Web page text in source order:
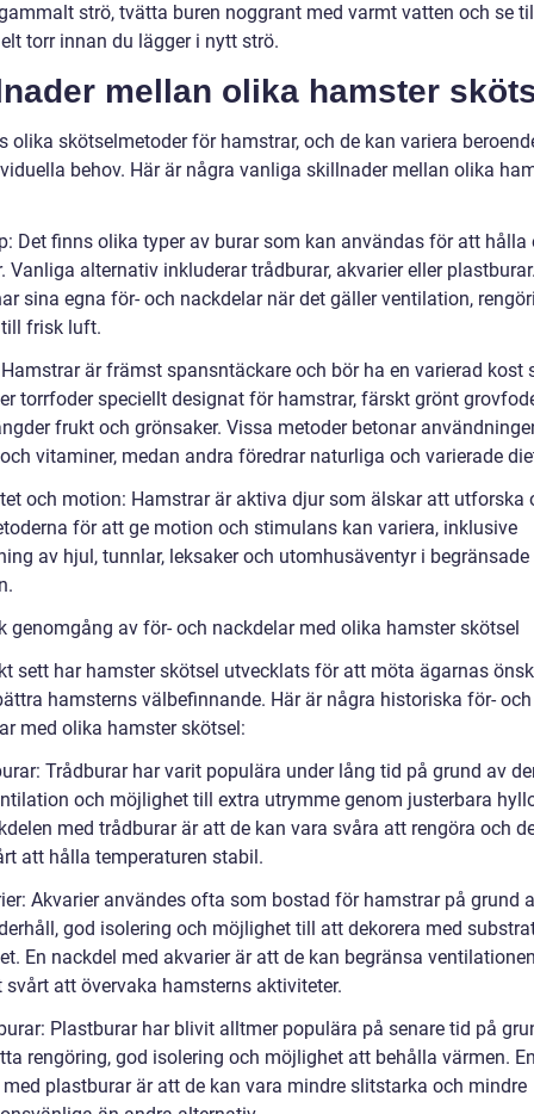
strö, tvätta buren noggrant med varmt vatten och se
torr innan du lägger i nytt strö.
mellan olika hamster
olika skötselmetoder för hamstrar, och de kan variera
behov. Här är några vanliga skillnader mellan olika
Det finns olika typer av burar som kan användas för att hålla
Vanliga alternativ inkluderar trådburar, akvarier eller
sina egna för- och nackdelar när det gäller ventilation,
frisk luft.
är främst spansntäckare och bör ha en varierad kost
torrfoder speciellt designat för hamstrar, färskt grönt
frukt och grönsaker. Vissa metoder betonar
vitaminer, medan andra föredrar naturliga och varierade
och motion: Hamstrar är aktiva djur som älskar att utforska
för att ge motion och stimulans kan variera, inklusive
av hjul, tunnlar, leksaker och utomhusäventyr i begränsade
genomgång av för- och nackdelar med olika hamster skötsel
sett har hamster skötsel utvecklats för att möta ägarnas
hamsterns välbefinnande. Här är några historiska för- och
med olika hamster skötsel:
Trådburar har varit populära under lång tid på grund av
och möjlighet till extra utrymme genom justerbara
med trådburar är att de kan vara svåra att rengöra och
att hålla temperaturen stabil.
Akvarier användes ofta som bostad för hamstrar på grund
god isolering och möjlighet till att dekorera med
En nackdel med akvarier är att de kan begränsa
svårt att övervaka hamsterns aktiviteter.
Plastburar har blivit alltmer populära på senare tid på
rengöring, god isolering och möjlighet att behålla värmen.
plastburar är att de kan vara mindre slitstarka och mindre